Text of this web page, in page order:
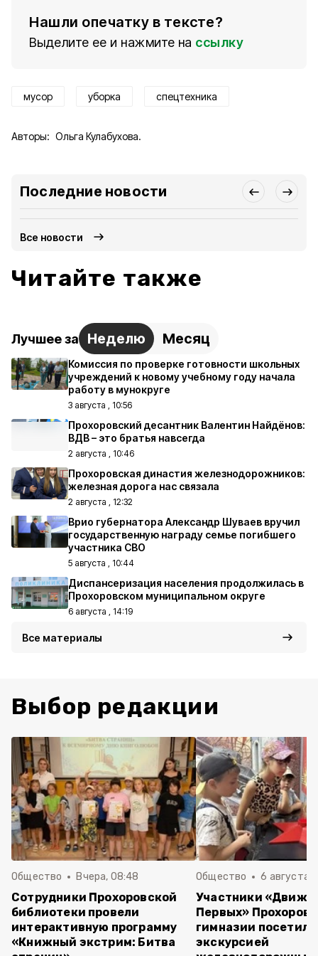
Нашли опечатку в тексте?
Выделите ее и нажмите на ссылку
мусор уборка спецтехника
Авторы: Ольга Кулабухова.
Последние новости
Все новости
Читайте также
Лучшее за Неделю Месяц
Комиссия по проверке готовности школьных
учреждений к новому учебному году начала
работу в мунокруге
3 августа , 10:56
Прохоровский десантник Валентин Найдёнов:
ВДВ – это братья навсегда
2 августа , 10:46
Прохоровская династия железнодорожников:
железная дорога нас связала
2 августа , 12:32
Врио губернатора Александр Шуваев вручил
государственную награду семье погибшего
участника СВО
5 августа , 10:44
Диспансеризация населения продолжилась в
Прохоровском муниципальном округе
6 августа , 14:19
Все материалы
Выбор редакции
Общество Вчера, 08:48
Сотрудники Прохоровской
библиотеки провели
интерактивную программу
«Книжный экстрим: Битва
Общество 6 августа ,
Участники
Первых»
гимназии
экскурсией